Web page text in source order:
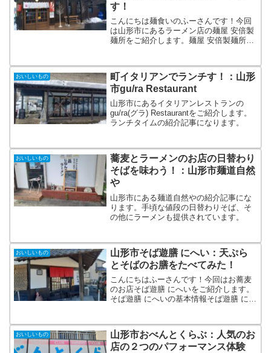
す！
こんにちは麺食いのふーさんです！今回
は山形市にあるラーメン店の麺屋 安倍製
麺所をご紹介します。麺屋 安倍製麺所の
メン店だったところにオープンしたお店
です。こちらはらー...
おいしいもの
町イタリアンでランチす！：山形
市gu/ra Restaurant
山形市にあるイタリアンレストランの
gu/ra(グラ) Restaurantをご紹介します。
ランチタイムの紹介記事になります。
おいしいもの
蕎麦とラーメンのお店の日替わり
そばを味わう！：山形市麺道自然
や
山形市にある麺道自然やの紹介記事にな
ります。手頃な値段の日替わりそば、そ
の他にラーメンも提供されています。
おいしいもの
山形市そば遊膳 にへい：天ぷら
とそばのお膳をたべてみた！
こんにちはふーさんです！今回はお蕎麦
のお店そば遊膳 にへいをご紹介します。
そば遊膳 にへいの基本情報そば遊膳 にへ
TEL ０２３−６４５−６３２８住所 山
形市砂塚１１８...
おいしいもの
山形市おべんとくらぶ：人気のお
店の２つのパフォーマンス体験